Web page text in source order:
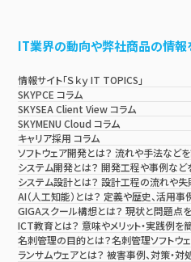
IT業界の動向や弊社商品の情報
情報サイト「Ｓｋｙ IT TOPICS」
SKYPCE コラム
SKYSEA Client View コラム
SKYMENU Cloud コラム
キャリア採用 コラム
ソフトウェア開発とは？ 流れや手法などを
システム開発とは？ 開発工程や事例など
システム設計とは？ 設計工程の流れや失
AI（人工知能）とは？ 定義や歴史、活用
GIGAスクール構想とは？ 現状と問題点
ICT教育とは？ 意味やメリット・実践例を
名刺管理の目的とは？名刺管理ソフトウ
ランサムウェアとは？ 被害事例、対策・